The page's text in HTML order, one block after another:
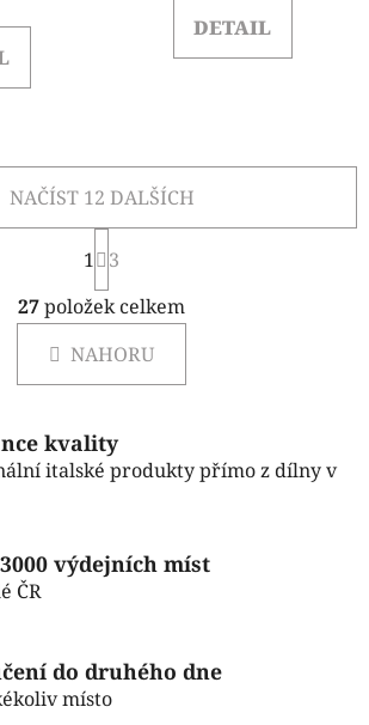
DETAIL
O
v
l
á
d
c
í
v
k
p
i
NAČÍST 12 DALŠÍCH
S
t
r
á
n
k
n
í
1
3
27položek celkem
NAHORU
kvality
italské produkty přímo z dílny v
výdejních míst
ČR
do druhého dne
místo